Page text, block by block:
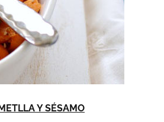
Y SÉSAMO